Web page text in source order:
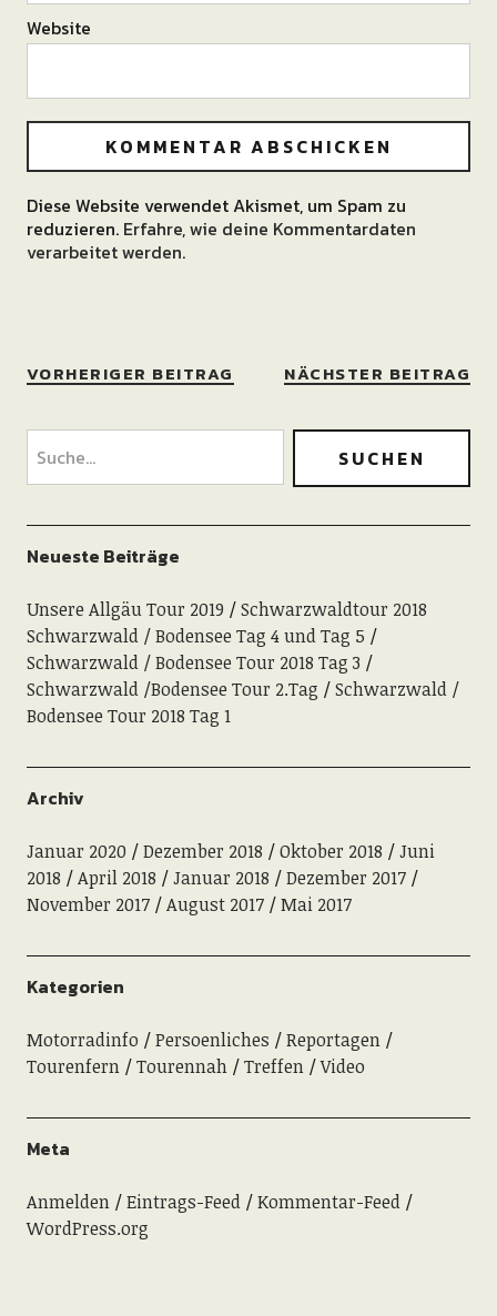
Website
Alternative:
Diese Website verwendet Akismet, um Spam zu
reduzieren. Erfahre, wie deine Kommentardaten
verarbeitet werden.
VORHERIGER BEITRAG NÄCHSTER BEITRAG
Neueste Beiträge
Unsere Allgäu Tour 2019
Schwarzwaldtour 2018
Schwarzwald / Bodensee Tag 4 und Tag 5
Schwarzwald / Bodensee Tour 2018 Tag 3
Schwarzwald /Bodensee Tour 2.Tag
Schwarzwald /
Bodensee Tour 2018 Tag 1
Archiv
Januar 2020 Dezember 2018 Oktober 2018
Juni
2018
April 2018 Januar 2018
Dezember 2017
November 2017
August 2017 Mai 2017
Kategorien
Motorradinfo Persoenliches
Reportagen
Tourenfern
Tourennah Treffen Video
Meta
Anmelden Eintrags-Feed
Kommentar-Feed
WordPress.org